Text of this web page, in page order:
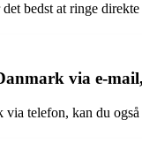
bedst at ringe
via e-
telefon, kan du